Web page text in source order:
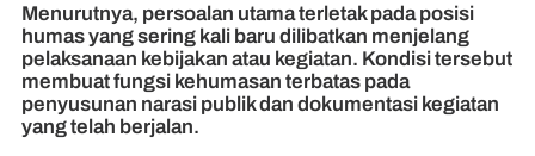
Menurutnya, persoalan utama terletak pada posisi
humas yang sering kali baru dilibatkan menjelang
pelaksanaan kebijakan atau kegiatan. Kondisi tersebut
membuat fungsi kehumasan terbatas pada
penyusunan narasi publik dan dokumentasi kegiatan
yang telah berjalan.